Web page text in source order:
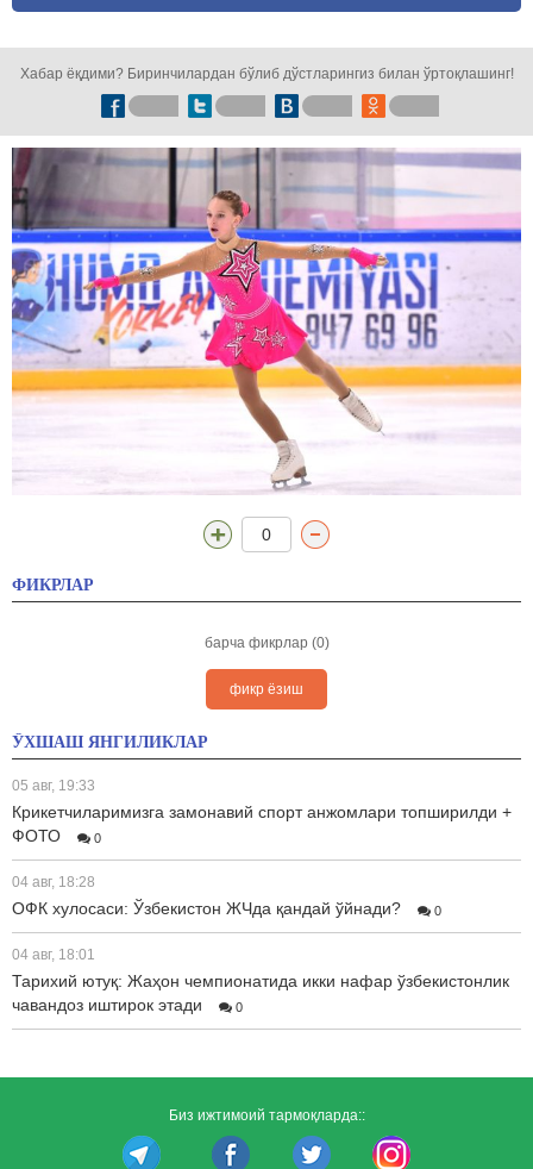
Хабар ёқдими? Биринчилардан бўлиб дўстларингиз билан ўртоқлашинг!
0
ФИКРЛАР
барча фикрлар (0)
фикр ёзиш
ЎХШАШ ЯНГИЛИКЛАР
05 авг, 19:33
Крикетчиларимизга замонавий спорт анжомлари топширилди +
ФОТО
0
04 авг, 18:28
ОФК хулосаси: Ўзбекистон ЖЧда қандай ўйнади? 0
04 авг, 18:01
Тарихий ютуқ: Жаҳон чемпионатида икки нафар ўзбекистонлик
чавандоз иштирок этади
0
Биз ижтимоий тармоқларда::